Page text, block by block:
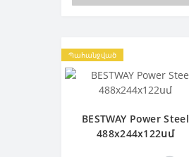
Պահանջված
BESTWAY Power Steel
488х244х122սմ